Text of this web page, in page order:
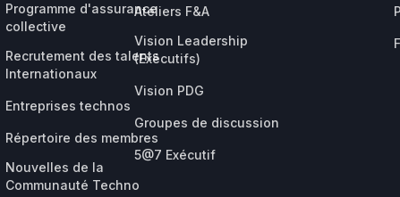
Programme d'assurance
collective
Recrutement des talents
Internationaux
Entreprises technos
Répertoire des membres
Nouvelles de la
Communauté Techno
Ateliers F&A
Vision Leadership
(Exécutifs)
Vision PDG
Groupes de discussion
5@7 Exécutif